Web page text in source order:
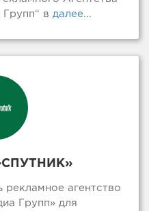
в далее...
агентство
Групп» для